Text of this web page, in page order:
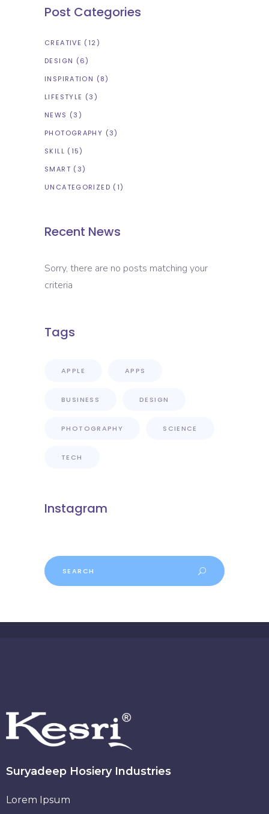
Post Categories
CREATIVE (12)
DESIGN (6)
INSPIRATION (8)
LIFESTYLE (3)
NEWS (3)
PHOTOGRAPHY (3)
SKILL (15)
SMART (3)
UNCATEGORIZED (1)
Recent News
Sorry, there are no posts matching your
criteria
Tags
APPLE APPS
BUSINESS DESIGN
PHOTOGRAPHY SCIENCE
TECH
Instagram
Suryadeep Hosiery Industries
Lorem Ipsum